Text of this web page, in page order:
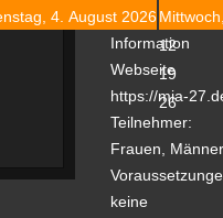
4. August 2026
12
19
26
Information
Webseite
https://mia-
Teilnehmer:
Frauen,
keine